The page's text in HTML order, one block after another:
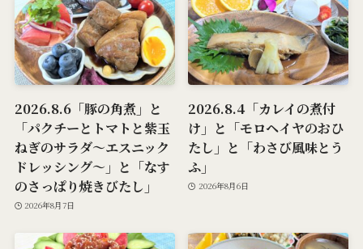
2026.8.6「豚の角煮」と
「パクチーとトマトと紫玉
ねぎのサラダ～エスニック
ドレッシング～」と「なす
のさっぱり焼きびたし」
2026年8月7日
2026.8.4「カレイの煮付
け」と「モロヘイヤのおひ
たし」と「わさび風味とう
ふ」
2026年8月6日